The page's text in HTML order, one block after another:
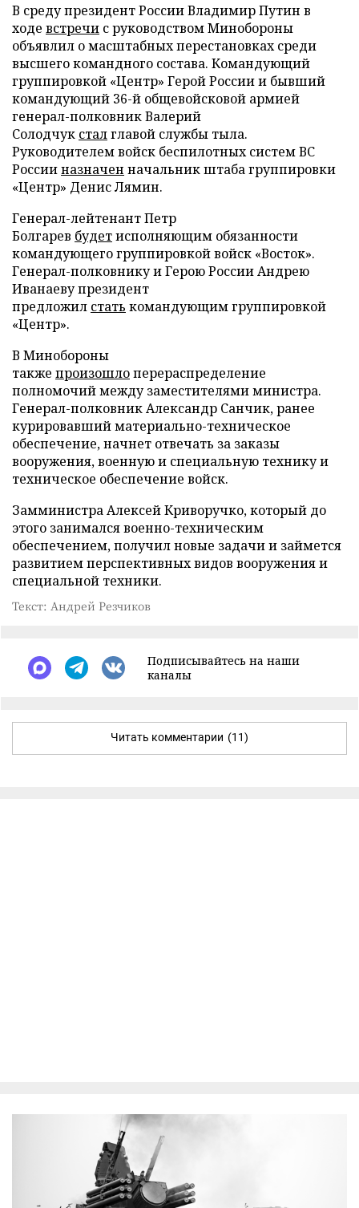
В среду президент России Владимир Путин в
ходе встречи с руководством Минобороны
объявлил о масштабных перестановках среди
высшего командного состава. Командующий
группировкой «Центр» Герой России и бывший
командующий 36-й общевойсковой армией
генерал-полковник Валерий
Солодчук сталглавой службы тыла.
Руководителем войск беспилотных систем ВС
Россииназначен начальник штаба группировки
«Центр» Денис Лямин.
Генерал-лейтенант Петр
Болгарев будетисполняющим обязанности
командующего группировкой войск «Восток».
Генерал-полковнику и Герою России Андрею
Иванаеву президент
предложил стать командующим группировкой
«Центр».
В Минобороны
также произошлоперераспределение
полномочий между заместителями министра.
Генерал-полковник Александр Санчик, ранее
курировавший материально-техническое
обеспечение, начнет отвечать за заказы
вооружения, военную и специальную технику и
техническое обеспечение войск.
Замминистра Алексей Криворучко, который до
этого занимался военно-техническим
обеспечением, получил новые задачи и займется
развитием перспективных видов вооружения и
специальной техники.
Текст: Андрей Резчиков
Подписывайтесь на наши
каналы
Читать комментарии (11)